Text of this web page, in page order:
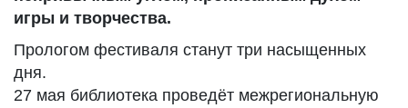
игры и творчества.
Прологом фестиваля станут три насыщенных
дня.
27 мая библиотека проведёт межрегиональную